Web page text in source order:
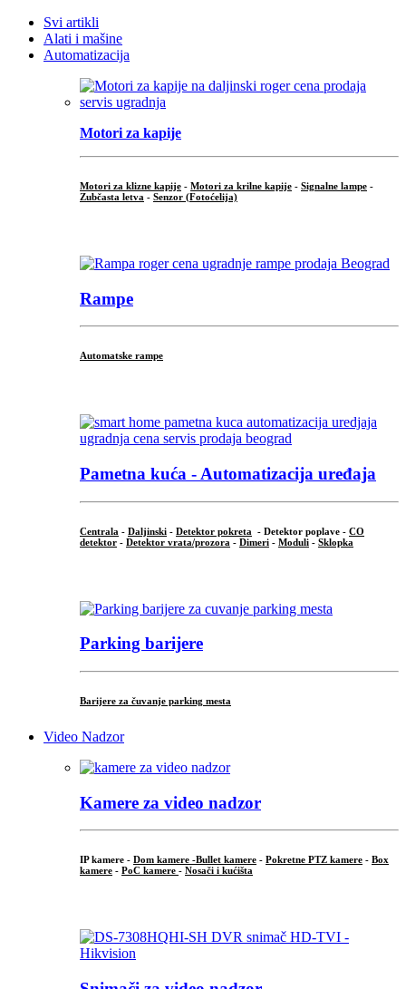
Svi artikli
Alati i mašine
Automatizacija
Motori za kapije
Motori za klizne kapije - Motori za krilne kapije - Signalne lampe -
Zubčasta letva - Senzor (Fotoćelija)
Rampe
Automatske rampe
Pametna kuća - Automatizacija uređaja
Centrala - Daljinski - Detektor pokreta - Detektor poplave - CO
detektor - Detektor vrata/prozora - Dimeri - Moduli - Sklopka
Parking barijere
Barijere za čuvanje parking mesta
Video Nadzor
Kamere za video nadzor
IP kamere - Dom kamere -Bullet kamere - Pokretne PTZ kamere - Box
kamere - PoC kamere - Nosači i kućišta